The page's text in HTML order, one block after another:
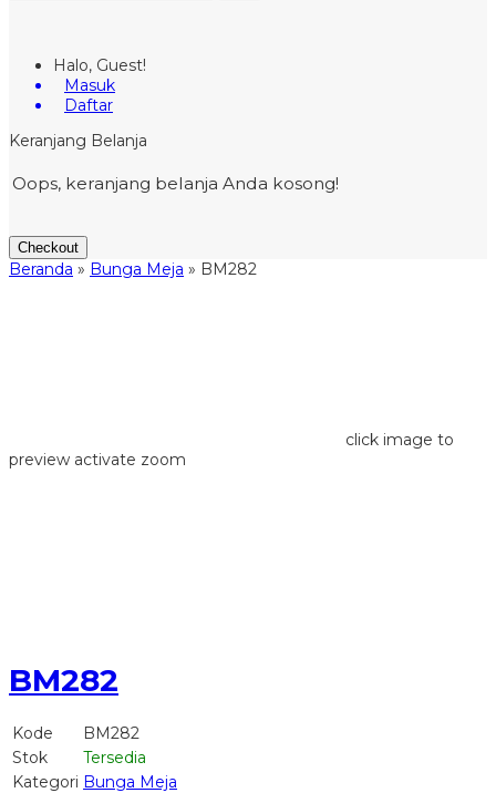
Halo, Guest!
Masuk
Daftar
Keranjang Belanja
Oops, keranjang belanja Anda kosong!
Checkout
Beranda » Bunga Meja » BM282
click image to
preview activate zoom
BM282
Kode
BM282
Stok
Tersedia
Kategori Bunga Meja